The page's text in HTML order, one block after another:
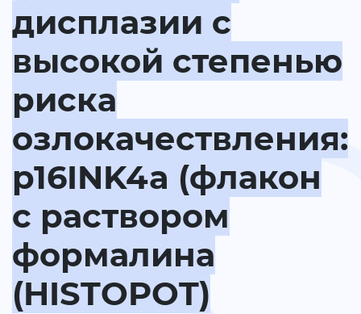
дисплазии с
высокой степенью
риска
озлокачествления:
p16INK4a (флакон
с раствором
формалина
(HISTOPOT)